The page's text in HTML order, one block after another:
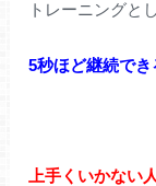
トレーニングと
5秒ほど継続でき
上手くいかない